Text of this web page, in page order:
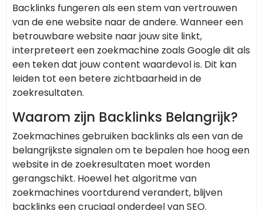
Backlinks fungeren als een stem van vertrouwen
van de ene website naar de andere. Wanneer een
betrouwbare website naar jouw site linkt,
interpreteert een zoekmachine zoals Google dit als
een teken dat jouw content waardevol is. Dit kan
leiden tot een betere zichtbaarheid in de
zoekresultaten.
Waarom zijn Backlinks Belangrijk?
Zoekmachines gebruiken backlinks als een van de
belangrijkste signalen om te bepalen hoe hoog een
website in de zoekresultaten moet worden
gerangschikt. Hoewel het algoritme van
zoekmachines voortdurend verandert, blijven
backlinks een cruciaal onderdeel van SEO.